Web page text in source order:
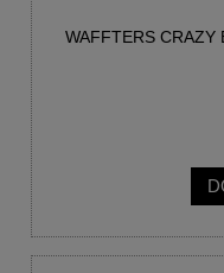
WAFFTERS CRAZY